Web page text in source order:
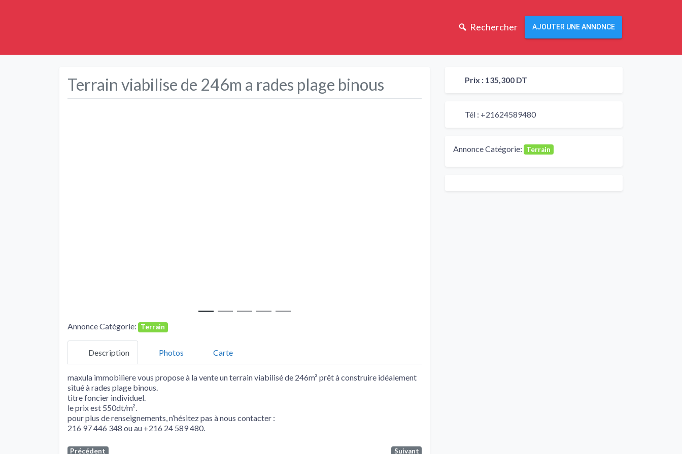
Rechercher AJOUTER UNE ANNONCE
Terrain viabilise de 246m a rades plage binous
Annonce Catégorie: Terrain
Description Photos Carte
maxula immobiliere vous propose à la vente un terrain viabilisé de 246m² prêt à construire idéalement
situé à rades plage binous.
titre foncier individuel.
le prix est 550dt/m².
pour plus de renseignements, n’hésitez pas à nous contacter :
216 97 446 348 ou au +216 24 589 480.
Précédent Suivant
Prix : 135,300 DT
Tél : +21624589480
Annonce Catégorie: Terrain